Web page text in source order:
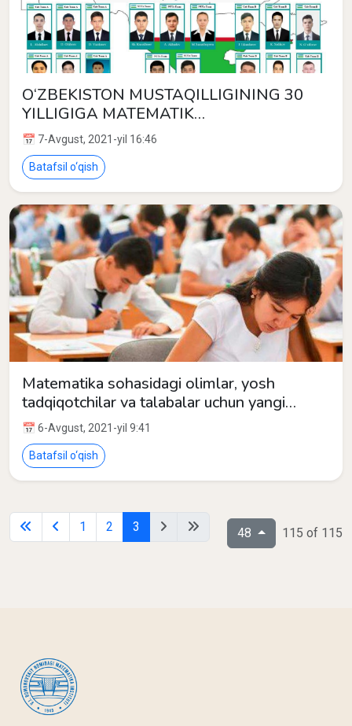
O‘ZBEKISTON MUSTAQILLIGINING 30
YILLIGIGA MATEMATIK
TALABALARIMIZDAN MUNOSIB
SOVG‘A!!!
📅 7-Avgust, 2021-yil 16:46
Batafsil o‘qish
Matematika sohasidagi olimlar, yosh
tadqiqotchilar va talabalar uchun yangi
imkoniyatlar
📅 6-Avgust, 2021-yil 9:41
Batafsil o‘qish
1 2 3 48 115 of 115